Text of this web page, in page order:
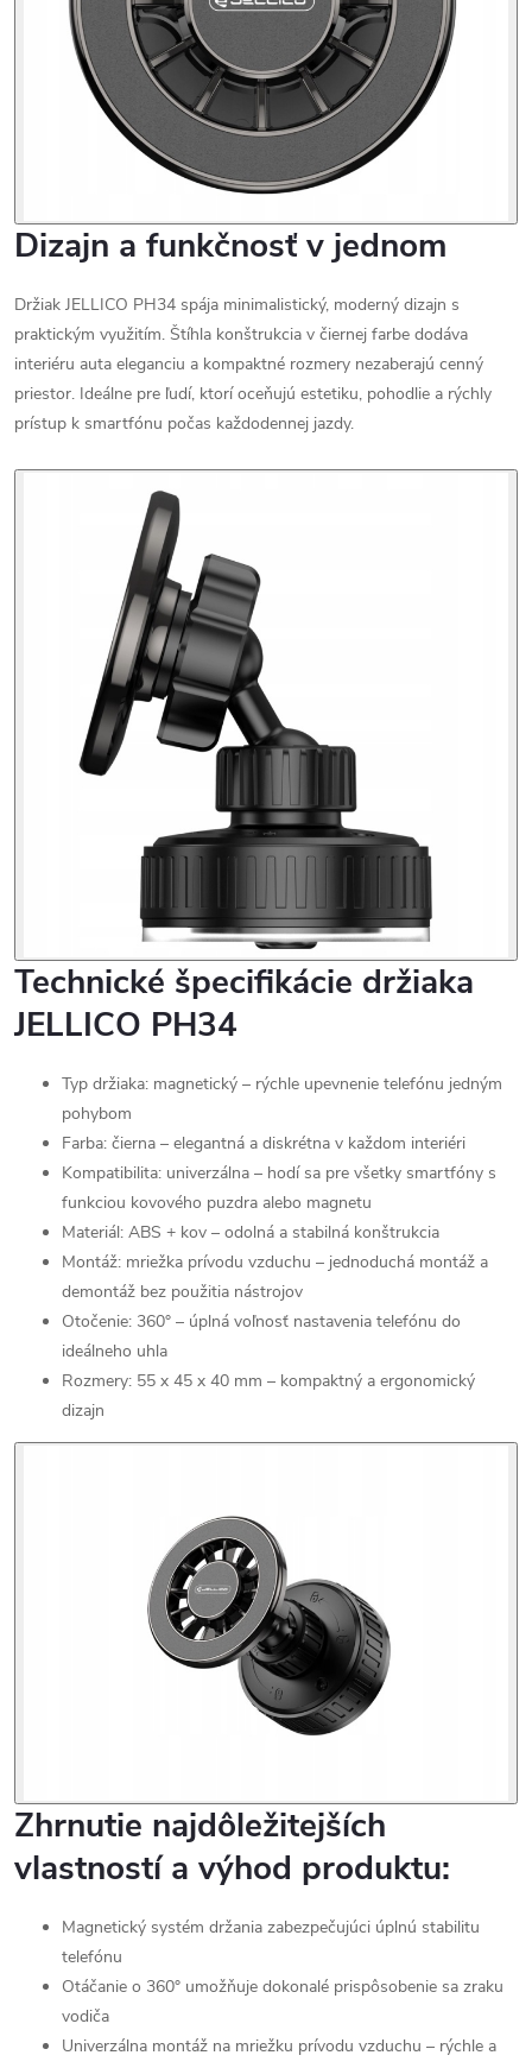
Dizajn a funkčnosť v jednom
Držiak JELLICO PH34 spája minimalistický, moderný dizajn s
praktickým využitím. Štíhla konštrukcia v čiernej farbe dodáva
interiéru auta eleganciu a kompaktné rozmery nezaberajú cenný
priestor. Ideálne pre ľudí, ktorí oceňujú estetiku, pohodlie a rýchly
prístup k smartfónu počas každodennej jazdy.
Technické špecifikácie držiaka
JELLICO PH34
Typ držiaka: magnetický – rýchle upevnenie telefónu jedným
pohybom
Farba: čierna – elegantná a diskrétna v každom interiéri
Kompatibilita: univerzálna – hodí sa pre všetky smartfóny s
funkciou kovového puzdra alebo magnetu
Materiál: ABS + kov – odolná a stabilná konštrukcia
Montáž: mriežka prívodu vzduchu – jednoduchá montáž a
demontáž bez použitia nástrojov
Otočenie: 360° – úplná voľnosť nastavenia telefónu do
ideálneho uhla
Rozmery: 55 x 45 x 40 mm – kompaktný a ergonomický
dizajn
Zhrnutie najdôležitejších
vlastností a výhod produktu:
Magnetický systém držania zabezpečujúci úplnú stabilitu
telefónu
Otáčanie o 360° umožňuje dokonalé prispôsobenie sa zraku
vodiča
Univerzálna montáž na mriežku prívodu vzduchu – rýchle a